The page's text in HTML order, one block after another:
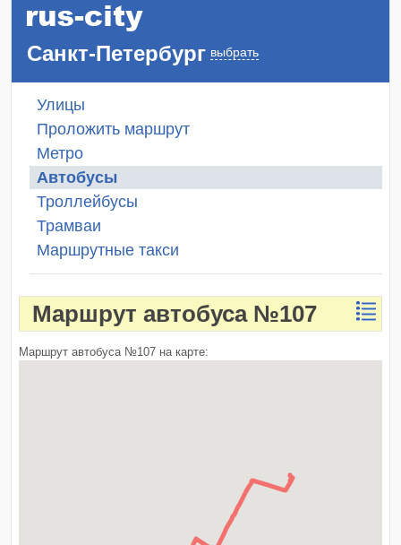
Санкт-Петербург выбрать
Улицы
Проложить маршрут
Метро
Автобусы
Троллейбусы
Трамваи
Маршрутные такси
Маршрут автобуса №107
Маршрут автобуса №107 на карте: